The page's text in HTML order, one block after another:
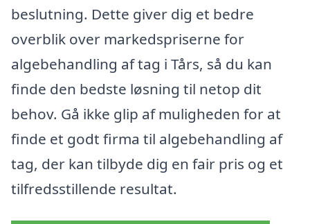
beslutning. Dette giver dig et bedre
overblik over markedspriserne for
algebehandling af tag i Tårs, så du kan
finde den bedste løsning til netop dit
behov. Gå ikke glip af muligheden for at
finde et godt firma til algebehandling af
tag, der kan tilbyde dig en fair pris og et
tilfredsstillende resultat.